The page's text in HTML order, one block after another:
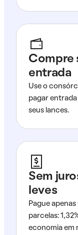
Compre
entrada
Use o
pagar entrada
seus lances.
Sem
leves
Pague
parcelas:
economia em